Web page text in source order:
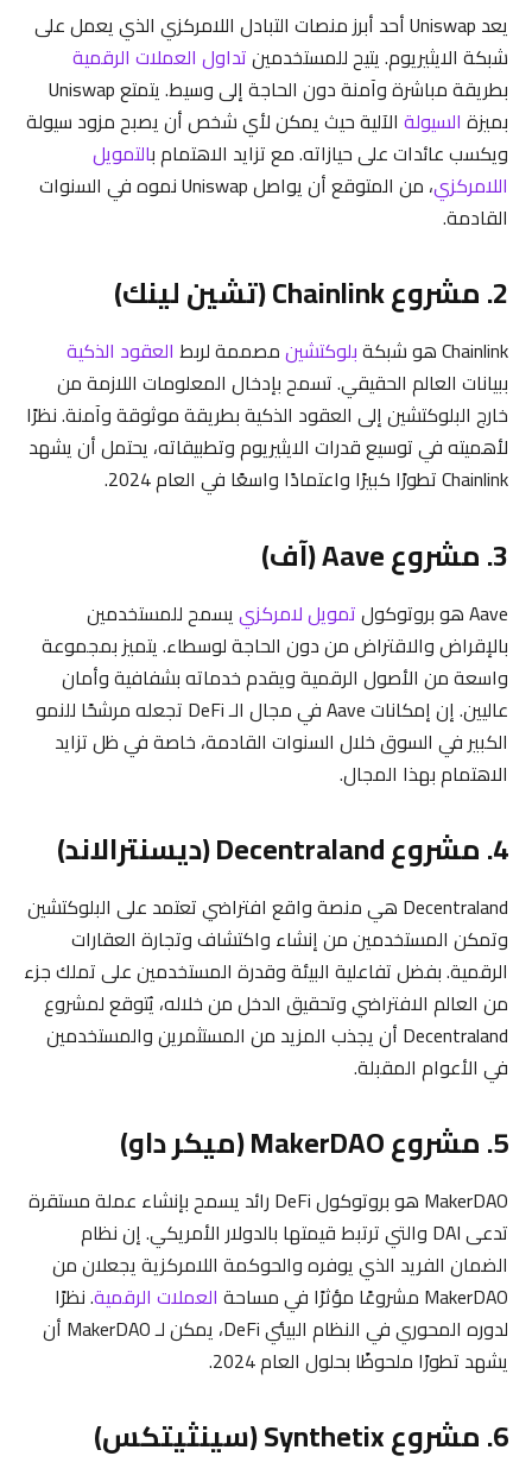
يعد Uniswap أحد أبرز منصات التبادل اللامركزي الذي يعمل على
شبكة الايثيريوم. يتيح للمستخدمينتداول العملات الرقمية
بطريقة مباشرة وآمنة دون الحاجة إلى وسيط. يتمتع Uniswap
بميزة السيولة الآلية حيث يمكن لأي شخص أن يصبح مزود سيولة
ويكسب عائدات على حيازاته. مع تزايد الاهتمام بالتمويل
اللامركزي
، من المتوقع أن يواصل Uniswap نموه في السنوات
القادمة.
2. مشروع Chainlink (تشين لينك)
Chainlink هو شبكة بلوكتشينمصممة لربط العقود الذكية
ببيانات العالم الحقيقي. تسمح بإدخال المعلومات اللازمة من
خارج البلوكتشين إلى العقود الذكية بطريقة موثوقة وآمنة. نظرًا
لأهميته في توسيع قدرات الايثيريوم وتطبيقاته، يحتمل أن يشهد
Chainlink تطورًا كبيرًا واعتمادًا واسعًا في العام 2024.
3. مشروع Aave (آف)
Aave هو بروتوكول تمويل لامركزي يسمح للمستخدمين
بالإقراض والاقتراض من دون الحاجة لوسطاء. يتميز بمجموعة
واسعة من الأصول الرقمية ويقدم خدماته بشفافية وأمان
عاليين. إن إمكانات Aave في مجال الـ DeFi تجعله مرشحًا للنمو
الكبير في السوق خلال السنوات القادمة، خاصة في ظل تزايد
الاهتمام بهذا المجال.
4. مشروع Decentraland (ديسنترالاند)
Decentraland هي منصة واقع افتراضي تعتمد على البلوكتشين
وتمكن المستخدمين من إنشاء واكتشاف وتجارة العقارات
الرقمية. بفضل تفاعلية البيئة وقدرة المستخدمين على تملك جزء
من العالم الافتراضي وتحقيق الدخل من خلاله، يُتوقع لمشروع
Decentraland أن يجذب المزيد من المستثمرين والمستخدمين
في الأعوام المقبلة.
5. مشروع MakerDAO (ميكر داو)
MakerDAO هو بروتوكول DeFi رائد يسمح بإنشاء عملة مستقرة
تدعى DAI والتي ترتبط قيمتها بالدولار الأمريكي. إن نظام
الضمان الفريد الذي يوفره والحوكمة اللامركزية يجعلان من
MakerDAO مشروعًا مؤثرًا في مساحة
العملات الرقمية. نظرًا
لدوره المحوري في النظام البيئي DeFi، يمكن لـ MakerDAO أن
يشهد تطورًا ملحوظًا بحلول العام 2024.
6. مشروع Synthetix (سينثيتكس)